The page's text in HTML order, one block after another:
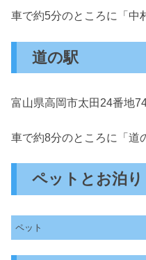
車で約5分のところに「中
道の駅
富山県高岡市太田24番地
車で約8分のところに「道
ペットとお泊り
ペット